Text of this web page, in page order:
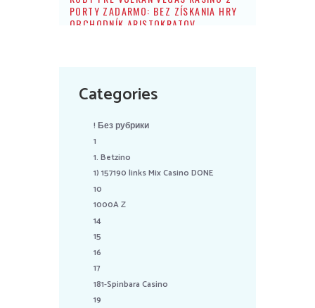
PORTY ZADARMO: BEZ ZÍSKANIA HRY
OBCHODNÍK ARISTOKRATOV
Categories
! Без рубрики
1
1. Betzino
1) 157190 links Mix Casino DONE
10
1000A Z
14
15
16
17
181-Spinbara Casino
19